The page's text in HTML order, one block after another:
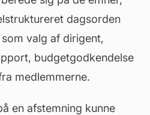
dagsorden
valg af dirigent,
budgetgodkendelse
medlemmerne.
en afstemning kunne